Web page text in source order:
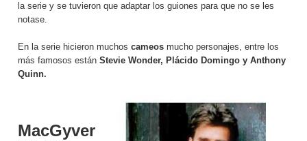
la serie y se tuvieron que adaptar los guiones para que no se les
notase.
En la serie hicieron muchos cameos mucho personajes, entre los
más famosos están Stevie Wonder, Plácido Domingo y Anthony
Quinn.
MacGyver